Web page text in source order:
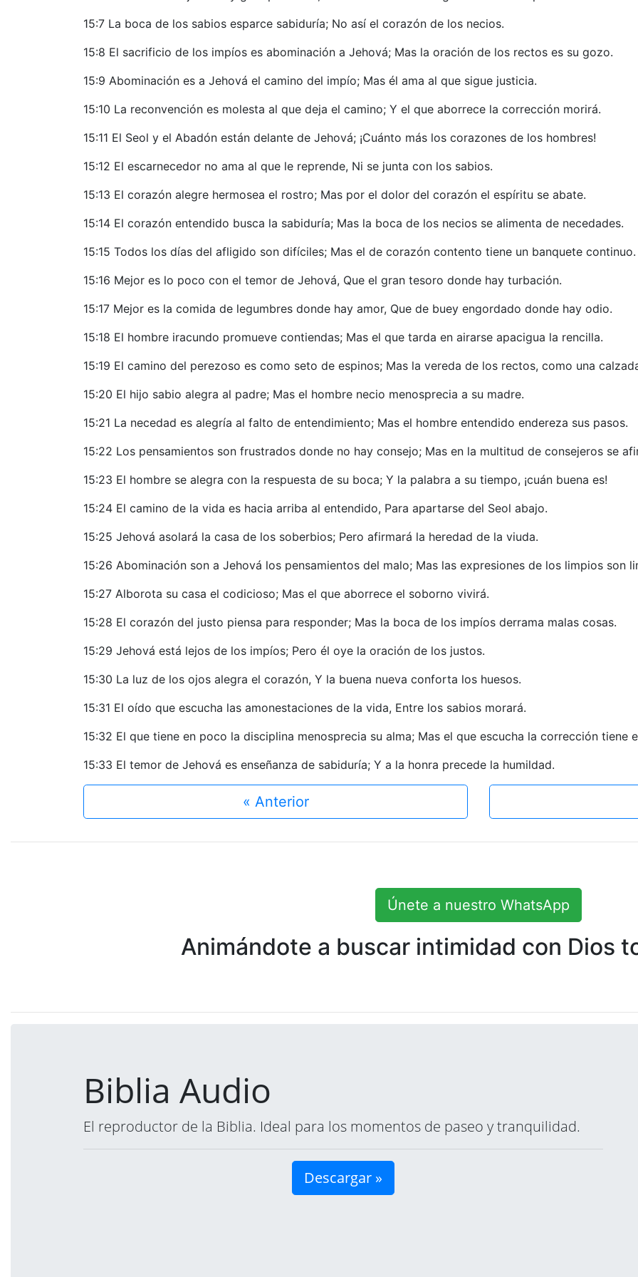
15:7 La boca de los sabios esparce sabiduría; No así el corazón de los necios.
15:8 El sacrificio de los impíos es abominación a Jehová; Mas la oración de los rectos es su gozo.
15:9 Abominación es a Jehová el camino del impío; Mas él ama al que sigue justicia.
15:10 La reconvención es molesta al que deja el camino; Y el que aborrece la corrección morirá.
15:11 El Seol y el Abadón están delante de Jehová; ¡Cuánto más los corazones de los hombres!
15:12 El escarnecedor no ama al que le reprende, Ni se junta con los sabios.
15:13 El corazón alegre hermosea el rostro; Mas por el dolor del corazón el espíritu se abate.
15:14 El corazón entendido busca la sabiduría; Mas la boca de los necios se alimenta de necedades.
15:15 Todos los días del afligido son difíciles; Mas el de corazón contento tiene un banquete continuo.
15:16 Mejor es lo poco con el temor de Jehová, Que el gran tesoro donde hay turbación.
15:17 Mejor es la comida de legumbres donde hay amor, Que de buey engordado donde hay odio.
15:18 El hombre iracundo promueve contiendas; Mas el que tarda en airarse apacigua la rencilla.
15:19 El camino del perezoso es como seto de espinos; Mas la vereda de los rectos, como una
15:20 El hijo sabio alegra al padre; Mas el hombre necio menosprecia a su madre.
15:21 La necedad es alegría al falto de entendimiento; Mas el hombre entendido endereza sus pasos.
15:22 Los pensamientos son frustrados donde no hay consejo; Mas en la multitud de consejeros se
15:23 El hombre se alegra con la respuesta de su boca; Y la palabra a su tiempo, ¡cuán buena es!
15:24 El camino de la vida es hacia arriba al entendido, Para apartarse del Seol abajo.
15:25 Jehová asolará la casa de los soberbios; Pero afirmará la heredad de la viuda.
15:26 Abominación son a Jehová los pensamientos del malo; Mas las expresiones de los limpios son
15:27 Alborota su casa el codicioso; Mas el que aborrece el soborno vivirá.
15:28 El corazón del justo piensa para responder; Mas la boca de los impíos derrama malas cosas.
15:29 Jehová está lejos de los impíos; Pero él oye la oración de los justos.
15:30 La luz de los ojos alegra el corazón, Y la buena nueva conforta los huesos.
15:31 El oído que escucha las amonestaciones de la vida, Entre los sabios morará.
15:32 El que tiene en poco la disciplina menosprecia su alma; Mas el que escucha la corrección tiene
15:33 El temor de Jehová es enseñanza de sabiduría; Y a la honra precede la humildad.
« Anterior
Únete a nuestro WhatsApp
Animándote a buscar intimidad con Dios
Biblia Audio
El reproductor de la Biblia. Ideal para los momentos de paseo y tranquilidad.
Descargar »